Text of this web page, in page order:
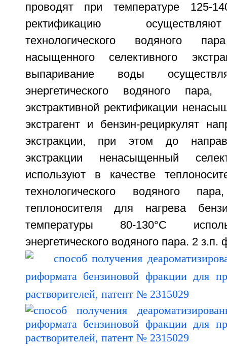
проводят при температуре 125-
ректификацию
технологического водяного
насыщенного селективного
выпаривание воды
энергетического водяного
экстрактивной ректификации
экстрагент и бензин-рециркулят
экстракции, при этом до
экстракции ненасыщенный
используют в качестве
технологического водяного
теплоносителя для нагрева
температуры 80-130°С
энергетического водяного пара. 2